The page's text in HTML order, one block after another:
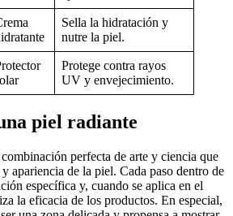
Sella la hidratación y
nutre la piel.
Protege contra rayos
UV y envejecimiento.
piel radiante
perfecta de arte y ciencia que
apariencia de la piel. Cada paso dentro de
específica y, cuando se aplica en el
la eficacia de los productos. En especial,